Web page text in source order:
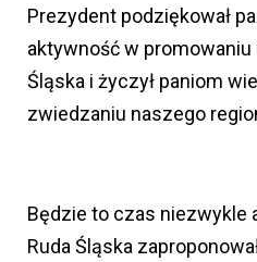
Prezydent podziękował
aktywność w
Śląska i życzył paniom
zwiedzaniu naszego
Będzie to czas niezwykle
Ruda Śląska